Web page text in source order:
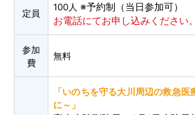
定員
100人 ※予約制（当日参加可）
お電話にてお申し込みください。
参加
費
無料
「いのちを守る大川周辺の救急
に～」